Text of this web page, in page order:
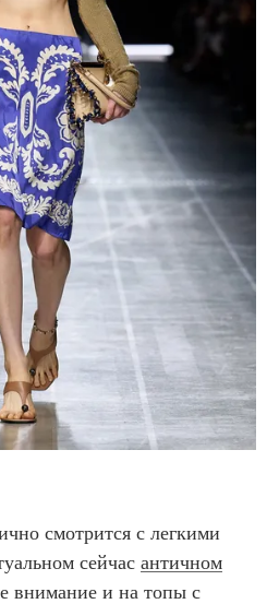
смотрится с легкими
сейчас античном
внимание и на топы с